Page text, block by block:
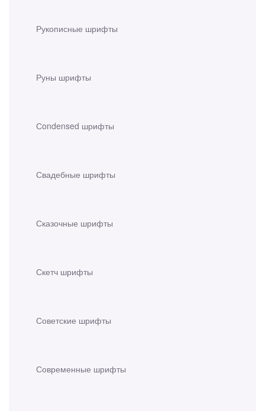
Рукописные шрифты
Руны шрифты
Сondensed шрифты
Свадебные шрифты
Сказочные шрифты
Скетч шрифты
Советские шрифты
Современные шрифты